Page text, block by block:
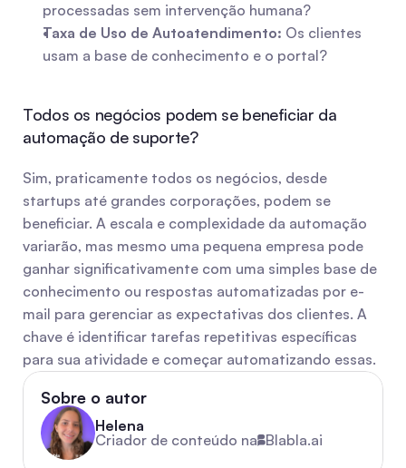
processadas sem intervenção humana?
Taxa de Uso de Autoatendimento: Os clientes
usam a base de conhecimento e o portal?
Todos os negócios podem se beneficiar da
automação de suporte?
Sim, praticamente todos os negócios, desde
startups até grandes corporações, podem se
beneficiar. A escala e complexidade da automação
variarão, mas mesmo uma pequena empresa pode
ganhar significativamente com uma simples base de
conhecimento ou respostas automatizadas por e-
mail para gerenciar as expectativas dos clientes. A
chave é identificar tarefas repetitivas específicas
para sua atividade e começar automatizando essas.
Sobre o autor
Helena
Criador de conteúdo na Blabla.ai